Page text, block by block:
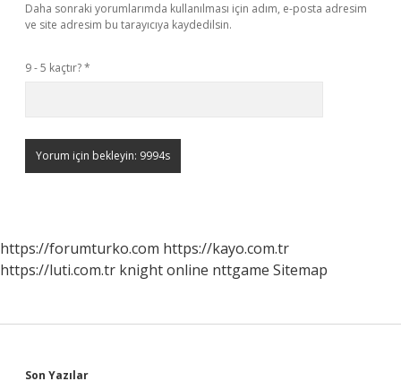
Daha sonraki yorumlarımda kullanılması için adım, e-posta adresim
ve site adresim bu tarayıcıya kaydedilsin.
9 - 5 kaçtır?*
https://forumturko.com https://kayo.com.tr
https://luti.com.tr knight online nttgame Sitemap
Son Yazılar